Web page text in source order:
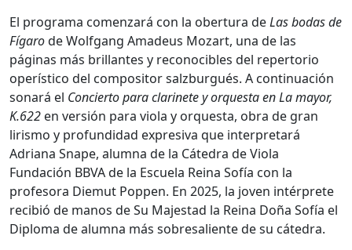
El programa comenzará con la obertura deLas bodas de
Fígarode Wolfgang Amadeus Mozart, una de las
páginas más brillantes y reconocibles del repertorio
operístico del compositor salzburgués. A continuación
sonará el Concierto para clarinete y orquesta en La mayor,
K.622 en versión para viola y orquesta, obra de gran
lirismo y profundidad expresiva que interpretará
Adriana Snape, alumna de la Cátedra de Viola
Fundación BBVA de la Escuela Reina Sofía con la
profesora Diemut Poppen. En 2025, la joven intérprete
recibió de manos de Su Majestad la Reina Doña Sofía el
Diploma de alumna más sobresaliente de su cátedra.